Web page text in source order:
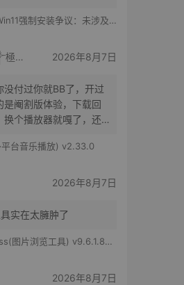
装争议：未涉及企业设备，承诺不用用户照片训练AI
꧁༺無༒極༻꧂ 2026年8月7日
没付过你就BB了，开过
是阉割版体验，下载回
换个播放器就嘎了，还
台音乐播放) v2.33.0
2026年8月7日
实在太臃肿了
片浏览工具) v9.6.1.807 官方便携版
2026年8月7日